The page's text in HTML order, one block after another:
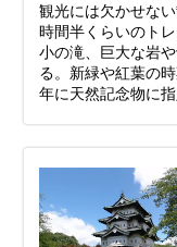
観光には欠かせな
時間半くらいのト
小の滝、巨大な岩
る。新緑や紅葉の
年に天然記念物に指